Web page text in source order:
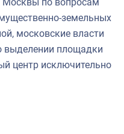
земельных
московские власти
выделении площадки
центр исключительно